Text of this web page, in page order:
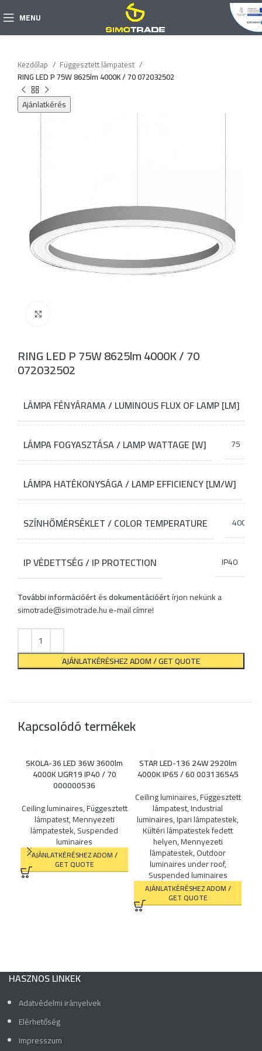
MENU
Kezdőlap
Függesztett lámpatest
RING LED P 75W 8625lm 4000K / 70 072032502
Ajánlatkérés
RING LED P 75W 8625lm 4000K / 70
072032502
LÁMPA FÉNYÁRAMA / LUMINOUS FLUX OF LAMP [LM]
LÁMPA FOGYASZTÁSA / LAMP WATTAGE [W] 75
LÁMPA HATÉKONYSÁGA / LAMP EFFICIENCY [LM/W]
SZÍNHŐMÉRSÉKLET / COLOR TEMPERATURE 4000K
IP VÉDETTSÉG / IP PROTECTION IP40
További információértésdokumentációértírjon nekünk a
simotrade@simotrade.hue-mail címre!
AJÁNLATKÉRÉSHEZ ADOM / GET QUOTE
Kapcsolódó termékek
SKOLA-36 LED 36W 3600lm
4000K UGR19 IP40 / 70
000000536
Ceiling luminaires,Függesztett
lámpatest,Mennyezeti
lámpatestek,Suspended
luminaires
AJÁNLATKÉRÉSHEZ ADOM /
GET QUOTE
STAR LED-136 24W 2920lm
4000K IP65 / 60 003136545
Ceiling luminaires,Függesztett
lámpatest,Industrial
luminaires,Ipari lámpatestek,
Kültéri lámpatestek fedett
helyen,Mennyezeti
lámpatestek,Outdoor
luminaires under roof,
Suspended luminaires
AJÁNLATKÉRÉSHEZ ADOM /
GET QUOTE
HASZNOS LINKEK
Adatvédelmi irányelvek
Elérhetőség
Impresszum